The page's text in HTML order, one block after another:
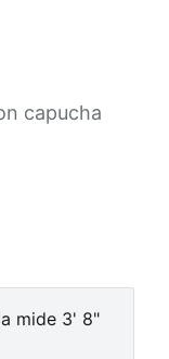
capucha
mide 3' 8"